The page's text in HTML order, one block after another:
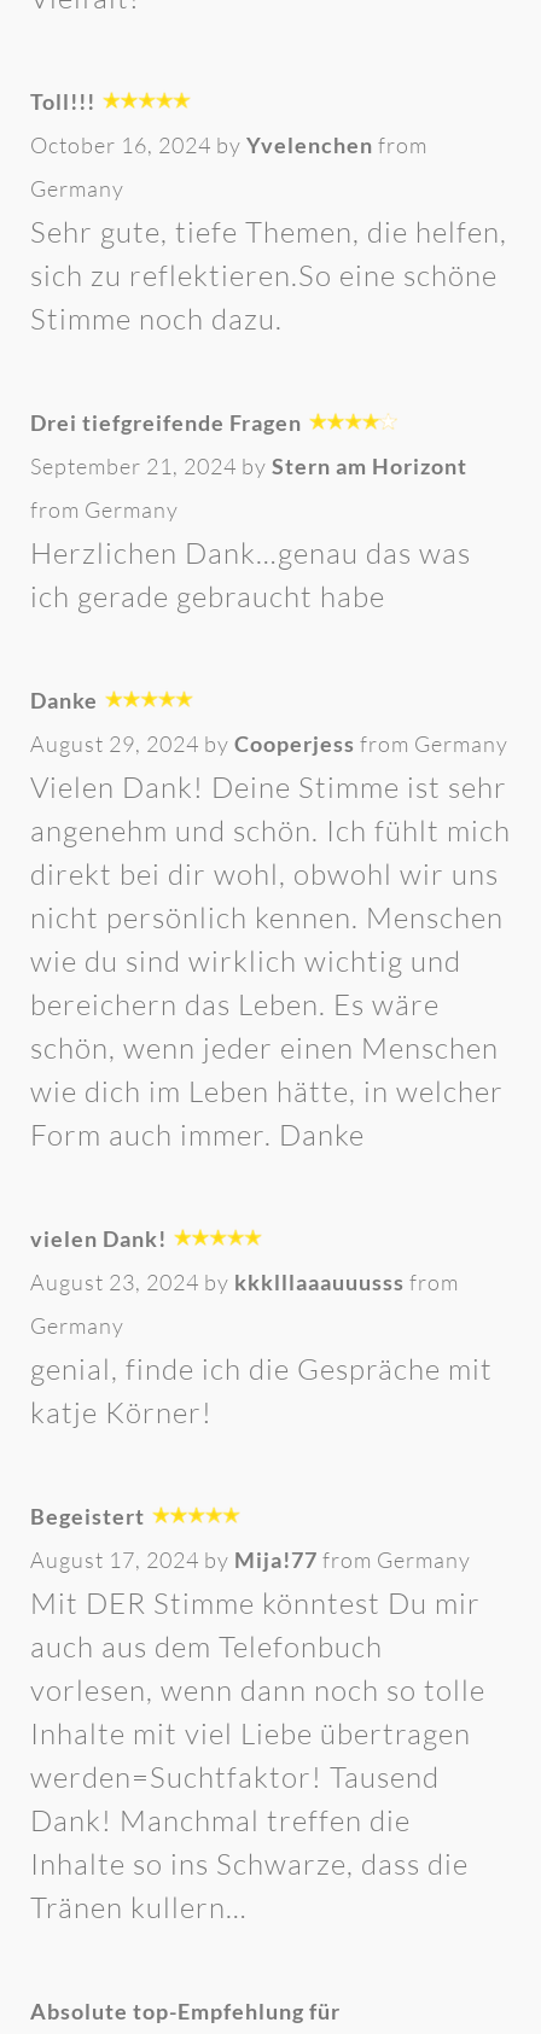
Toll!!!
October 16, 2024 by Yvelenchen from
Germany
Sehr gute, tiefe Themen, die helfen,
sich zu reflektieren.So eine schöne
Stimme noch dazu.
Drei tiefgreifende Fragen
September 21, 2024 by Stern am Horizont
from Germany
Herzlichen Dank…genau das was
ich gerade gebraucht habe
Danke
August 29, 2024 by Cooperjess from Germany
Vielen Dank! Deine Stimme ist sehr
angenehm und schön. Ich fühlt mich
direkt bei dir wohl, obwohl wir uns
nicht persönlich kennen. Menschen
wie du sind wirklich wichtig und
bereichern das Leben. Es wäre
schön, wenn jeder einen Menschen
wie dich im Leben hätte, in welcher
Form auch immer. Danke
vielen Dank!
August 23, 2024 by kkklllaaauuusss from
Germany
genial, finde ich die Gespräche mit
katje Körner!
Begeistert
August 17, 2024 by Mija!77 from Germany
Mit DER Stimme könntest Du mir
auch aus dem Telefonbuch
vorlesen, wenn dann noch so tolle
Inhalte mit viel Liebe übertragen
werden=Suchtfaktor! Tausend
Dank! Manchmal treffen die
Inhalte so ins Schwarze, dass die
Tränen kullern…
Absolute top-Empfehlung für